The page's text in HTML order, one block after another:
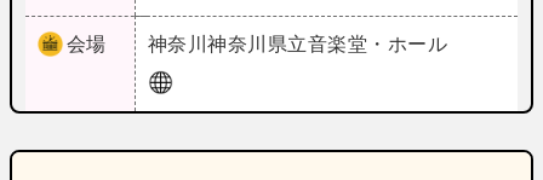
会場 神奈川神奈川県立音楽堂・ホール